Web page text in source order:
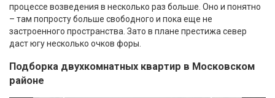
процессе возведения в несколько раз больше. Оно и понятно
– там попросту больше свободного и пока еще не
застроенного пространства. Зато в плане престижа север
даст югу несколько очков форы.
Подборка двухкомнатных квартир в Московском
районе